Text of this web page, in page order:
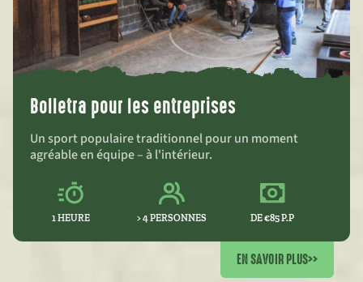
Bolletra pour les entreprises
Un sport populaire traditionnel pour un moment
agréable en équipe – à l'intérieur.
1 HEURE > 4 PERSONNES DE €85 P.P
EN SAVOIR PLUS>>